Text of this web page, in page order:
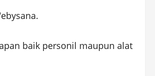
baik personil maupun alat